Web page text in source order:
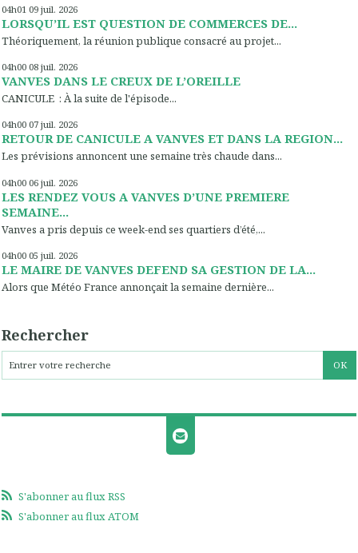
04h01 09 juil. 2026
LORSQU’IL EST QUESTION DE COMMERCES DE...
Théoriquement, la réunion publique consacré au projet...
04h00 08 juil. 2026
VANVES DANS LE CREUX DE L’OREILLE
CANICULE : À la suite de l'épisode...
04h00 07 juil. 2026
RETOUR DE CANICULE A VANVES ET DANS LA REGION...
Les prévisions annoncent une semaine très chaude dans...
04h00 06 juil. 2026
LES RENDEZ VOUS A VANVES D’UNE PREMIERE
SEMAINE...
Vanves a pris depuis ce week-end ses quartiers d’été,...
04h00 05 juil. 2026
LE MAIRE DE VANVES DEFEND SA GESTION DE LA...
Alors que Météo France annonçait la semaine dernière...
Rechercher
S'abonner au flux RSS
S'abonner au flux ATOM